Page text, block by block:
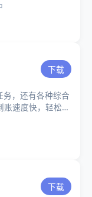
下载
务，还有各种综合
速度快，轻松完
下载